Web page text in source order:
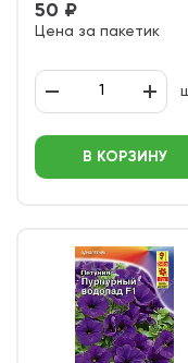
50 ₽
Цена за пакетик
В КОРЗИНУ